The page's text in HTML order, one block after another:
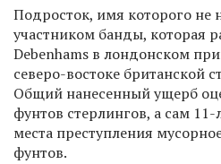
Подросток, имя которого не
участником банды, которая
Debenhams в лондонском
северо-востоке британской
Общий нанесенный ущерб
фунтов стерлингов, а сам
места преступления
фунтов.